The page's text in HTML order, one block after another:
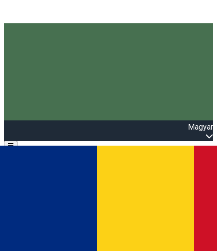
Magyar
Open main menu